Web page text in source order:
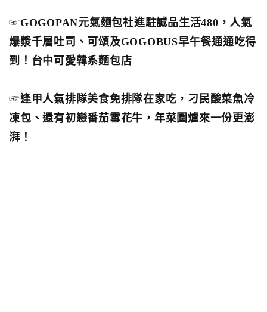
☞GOGOPAN元氣麵包社進駐誠品生活480，人氣
爆漿千層吐司、可頌及GOGOBUS早午餐通通吃得
到！台中可愛韓系麵包店
☞逢甲人氣排隊美食免排隊在家吃，刁民酸菜魚冷
凍包、還有初戀番茄雪花牛，年菜圍爐來一份更澎
湃！